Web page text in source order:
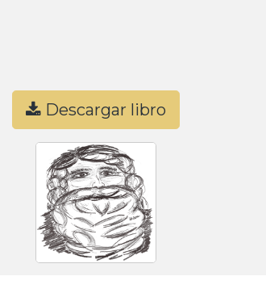
Descargar libro